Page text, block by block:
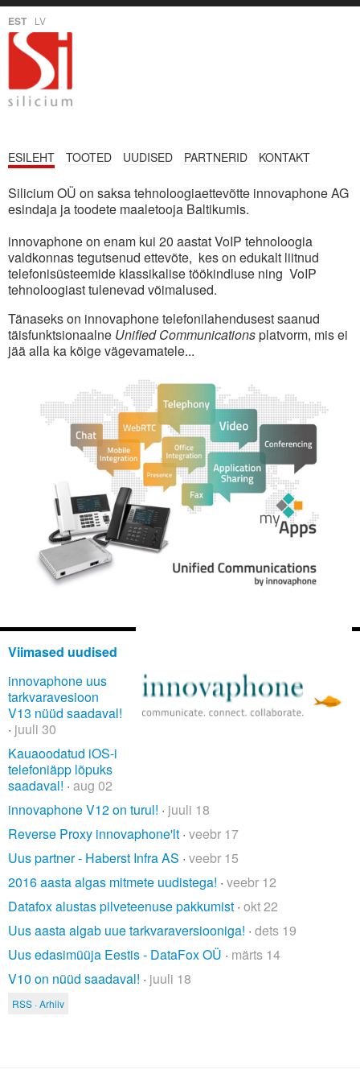
EST LV
ESILEHT TOOTED UUDISED PARTNERID KONTAKT
Silicium OÜ on saksa tehnoloogiaettevõtte innovaphone AG
esindaja ja toodete maaletooja Baltikumis.
innovaphone on enam kui 20 aastat VoIP tehnoloogia
valdkonnas tegutsenud ettevõte, kes on edukalt liitnud
telefonisüsteemide klassikalise töökindluse ning VoIP
tehnoloogiast tulenevad võimalused.
Tänaseks on innovaphone telefonilahendusest saanud
täisfunktsionaalne Unified Communicationsplatvorm, mis ei
jää alla ka kõige vägevamatele...
Viimased uudised
innovaphone uus
tarkvaravesioon
V13 nüüd saadaval!
· juuli 30
Kauaoodatud iOS-i
telefoniäpp lõpuks
saadaval! · aug 02
innovaphone V12 on turul! · juuli 18
Reverse Proxy innovaphone'lt · veebr 17
Uus partner - Haberst Infra AS · veebr 15
2016 aasta algas mitmete uudistega! · veebr 12
Datafox alustas pilveteenuse pakkumist · okt 22
Uus aasta algab uue tarkvaraversiooniga! · dets 19
Uus edasimüüja Eestis - DataFox OÜ · märts 14
V10 on nüüd saadaval! · juuli 18
RSS ·Arhiiv